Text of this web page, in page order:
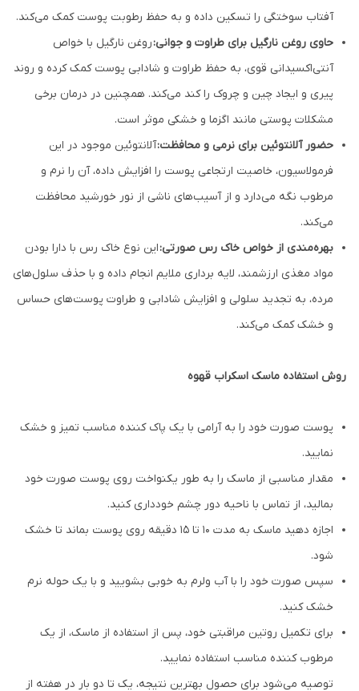
آفتاب سوختگی را تسکین داده و به حفظ رطوبت پوست کمک می‌کند.
حاوی روغن نارگیل برای طراوت و جوانی:روغن نارگیل با خواص
آنتی‌اکسیدانی قوی، به حفظ طراوت و شادابی پوست کمک کرده و روند
پیری و ایجاد چین و چروک را کند می‌کند. همچنین در درمان برخی
مشکلات پوستی مانند اگزما و خشکی موثر است.
حضور آلانتوئین برای نرمی و محافظت:آلانتوئین موجود در این
فرمولاسیون، خاصیت ارتجاعی پوست را افزایش داده، آن را نرم و
مرطوب نگه می‌دارد و از آسیب‌های ناشی از نور خورشید محافظت
می‌کند.
بهره‌مندی از خواص خاک رس صورتی:این نوع خاک رس با دارا بودن
مواد مغذی ارزشمند، لایه برداری ملایم انجام داده و با حذف سلول‌های
مرده، به تجدید سلولی و افزایش شادابی و طراوت پوست‌های حساس
و خشک کمک می‌کند.
روش استفاده ماسک اسکراب قهوه
پوست صورت خود را به آرامی با یک پاک کننده مناسب تمیز و خشک
نمایید.
مقدار مناسبی از ماسک را به طور یکنواخت روی پوست صورت خود
بمالید، از تماس با ناحیه دور چشم خودداری کنید.
اجازه دهید ماسک به مدت 10 تا 15 دقیقه روی پوست بماند تا خشک
شود.
سپس صورت خود را با آب ولرم به خوبی بشویید و با یک حوله نرم
خشک کنید.
برای تکمیل روتین مراقبتی خود، پس از استفاده از ماسک، از یک
مرطوب کننده مناسب استفاده نمایید.
توصیه می‌شود برای حصول بهترین نتیجه، یک تا دو بار در هفته از